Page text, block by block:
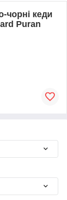
чорні кеди
Puran